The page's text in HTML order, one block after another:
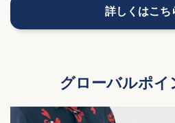
詳しくはこち
グローバルポイ